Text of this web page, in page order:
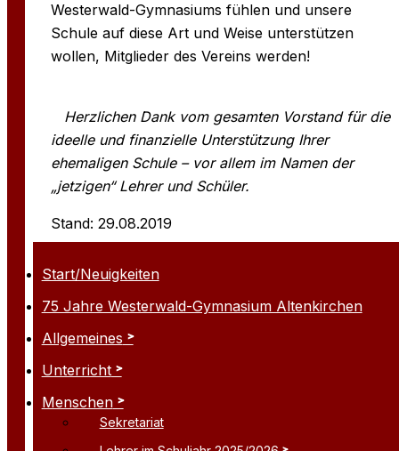
Start/Neuigkeiten
75 Jahre Westerwald-Gymnasium Altenkirchen
Allgemeines
Unterricht
Menschen
Sekretariat
Westerwald-Gymnasiums fühlen und unsere
Schule auf diese Art und Weise unterstützen
wollen, Mitglieder des Vereins werden!
Herzlichen Dank vom gesamten Vorstand für die
ideelle und finanzielle Unterstützung Ihrer
ehemaligen Schule – vor allem im Namen der
„jetzigen“ Lehrer und Schüler.
Stand: 29.08.2019